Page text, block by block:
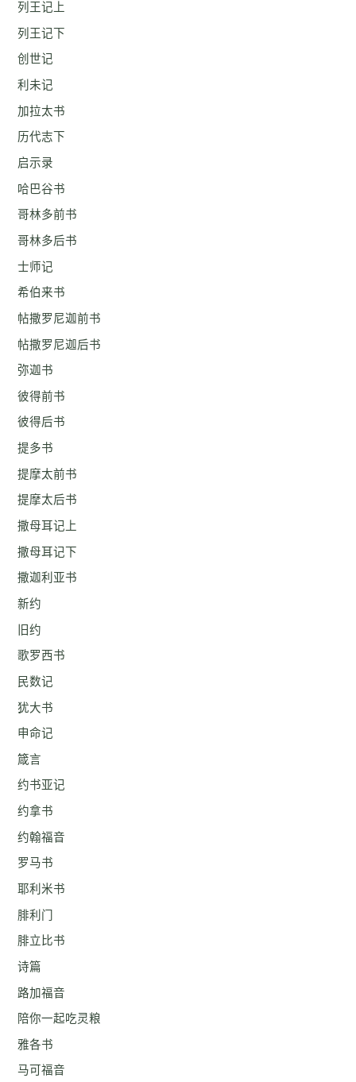
列王记上
列王记下
创世记
利未记
加拉太书
历代志下
启示录
哈巴谷书
哥林多前书
哥林多后书
士师记
希伯来书
帖撒罗尼迦前书
帖撒罗尼迦后书
弥迦书
彼得前书
彼得后书
提多书
提摩太前书
提摩太后书
撒母耳记上
撒母耳记下
撒迦利亚书
新约
旧约
歌罗西书
民数记
犹大书
申命记
箴言
约书亚记
约拿书
约翰福音
罗马书
耶利米书
腓利门
腓立比书
诗篇
路加福音
陪你一起吃灵粮
雅各书
马可福音